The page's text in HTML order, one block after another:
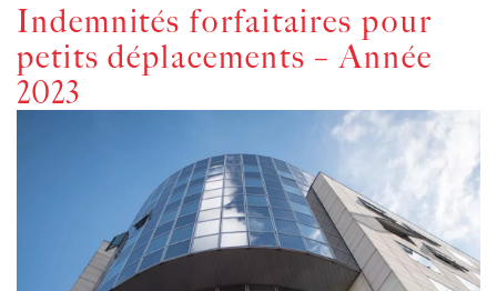
Indemnités forfaitaires pour
petits déplacements – Année
2023